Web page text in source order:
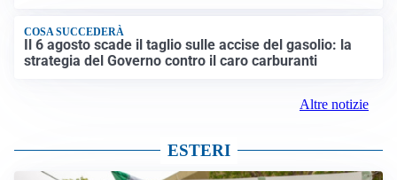
COSA SUCCEDERÀ
Il 6 agosto scade il taglio sulle accise del gasolio: la
strategia del Governo contro il caro carburanti
Altre notizie
ESTERI